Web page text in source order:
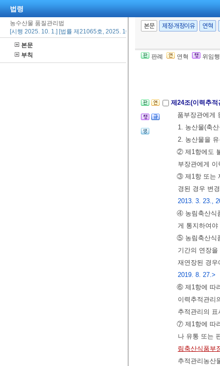
법령
농수산물 품질관리법
[시행 2025. 10. 1.] [법률 제21065호, 2025. 10. 1., 타법개정]
본문
부칙
본문 제정·개정이유 연혁
판례 연혁 위임
제21조삭제
제24조(이력추
품부장관에게
1. 농산물(축
2. 농산물을
② 제1항에도
부장관에게
③ 제1항 또는
경된 경우 변
2013. 3. 23.,
④ 농림축산식
게 통지하여
⑤ 농림축산식
기간의 연장
재연장된 경
2019. 8. 27.>
⑥ 제1항에 따
이력추적관리
추적관리의
⑦ 제1항에 따
나 유통 또는
림축산식품부
추적관리농산